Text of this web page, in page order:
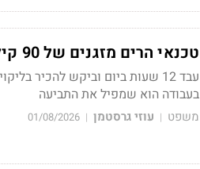
טכנאי הרים מזגנים של 90 קילו - בית הדין דחה את תביעת הגב שלו
עבד 12 שעות ביום וביקש להכיר
בעבודה הוא שמפיל את התביעה
משפט | עוזי גרסטמן |
01/08/2026